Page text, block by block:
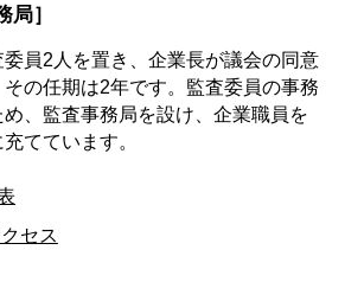
］
員2人を置き、企業長が議会の同意
の任期は2年です。監査委員の事務
、監査事務局を設け、企業職員を
てています。
セス